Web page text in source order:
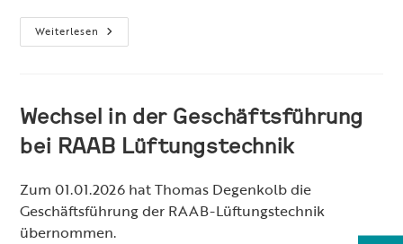
Weiterlesen Nicht
Die
Gut
–
Die
Übergänge.
Wechsel in der Geschäftsführung
bei RAAB Lüftungstechnik
Zum 01.01.2026 hat Thomas Degenkolb die
Geschäftsführung der RAAB-Lüftungstechnik
übernommen.